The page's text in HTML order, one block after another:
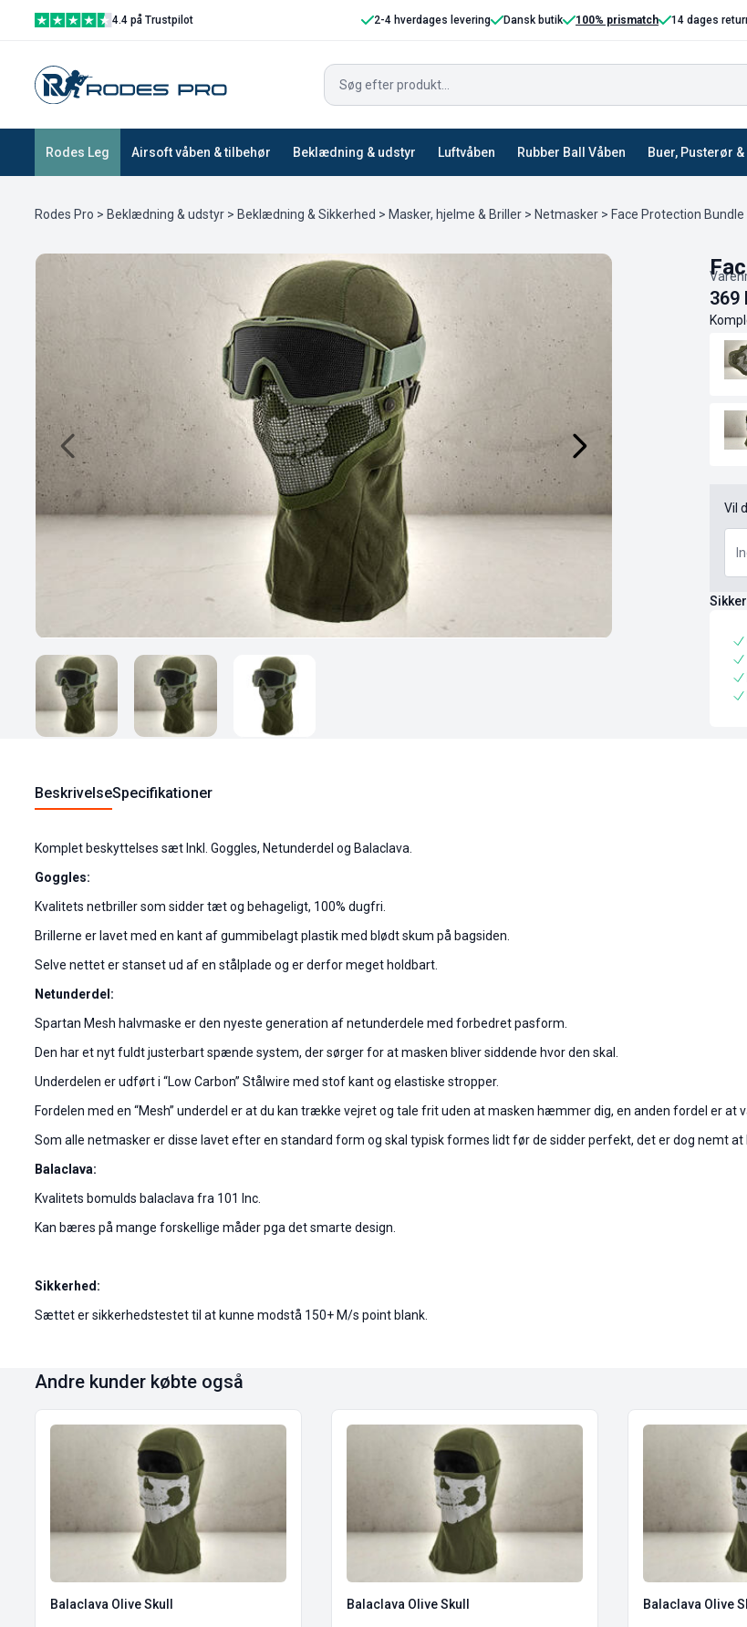
4.4 på Trustpilot 2-4 hverdages levering Dansk butik 100% prismatch 14 dages
Rodes Leg Airsoft våben & tilbehør Beklædning & udstyr Luftvåben Rubber Ball Våben Buer, Pusterør &
Rodes Pro > Beklædning & udstyr > Beklædning & Sikkerhed > Masker, hjelme & Briller > Netmasker > Face Protection Bundle
369
Vil
BeskrivelseSpecifikationer
Komplet beskyttelses sæt Inkl. Goggles, Netunderdel og Balaclava.
Goggles:
Kvalitets netbriller som sidder tæt og behageligt, 100% dugfri.
Brillerne er lavet med en kant af gummibelagt plastik med blødt skum på bagsiden.
Selve nettet er stanset ud af en stålplade og er derfor meget holdbart.
Netunderdel:
Spartan Mesh halvmaske er den nyeste generation af netunderdele med forbedret pasform.
Den har et nyt fuldt justerbart spænde system, der sørger for at masken bliver siddende hvor den skal.
Underdelen er udført i “Low Carbon” Stålwire med stof kant og elastiske stropper.
Fordelen med en “Mesh” underdel er at du kan trække vejret og tale frit uden at masken hæmmer dig, en anden fordel er at
Som alle netmasker er disse lavet efter en standard form og skal typisk formes lidt før de sidder perfekt, det er dog nemt
Balaclava:
Kvalitets bomulds balaclava fra 101 Inc.
Kan bæres på mange forskellige måder pga det smarte design.
Sikkerhed:
Sættet er sikkerhedstestet til at kunne modstå 150+ M/s point blank.
Andre kunder købte også
Balaclava Olive Skull Balaclava Olive Skull Balaclava Olive